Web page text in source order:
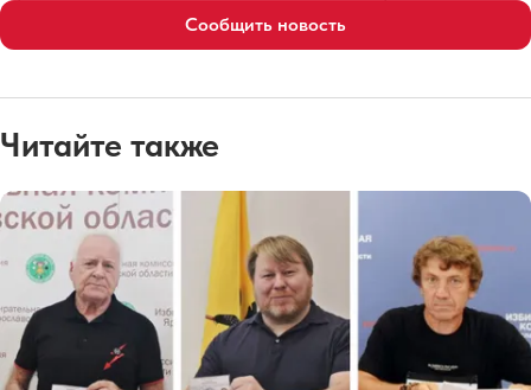
Сообщить новость
Читайте также